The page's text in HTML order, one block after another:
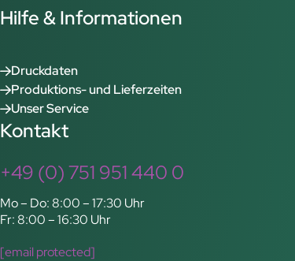
Hilfe & Informationen
Druckdaten
Produktions- und Lieferzeiten
Unser Service
Kontakt
+49 (0) 751 951 440 0
Mo – Do: 8:00 – 17:30 Uhr
Fr: 8:00 – 16:30 Uhr
[email protected]